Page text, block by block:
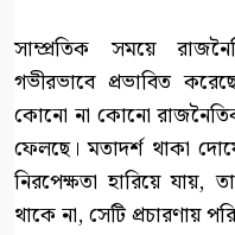
সাম্প্রতিক সময়ে
গভীরভাবে প্রভাবিত
কোনো না কোনো
ফেলছে। মতাদর্শ থাকা
নিরপেক্ষতা হারিয়ে যায়,
থাকে না, সেটি প্রচারণায়